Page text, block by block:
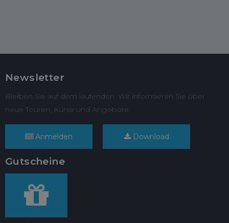
Newsletter
Bleiben Sie auf dem laufenden. Wir informieren Sie über
neue Touren, Kurse und Angebote.
Anmelden Download
Gutscheine